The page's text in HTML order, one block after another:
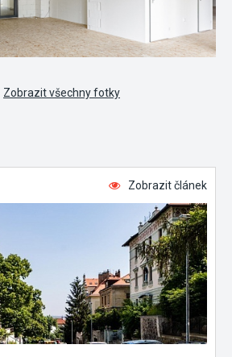
Zobrazit všechny fotky
Zobrazit článek